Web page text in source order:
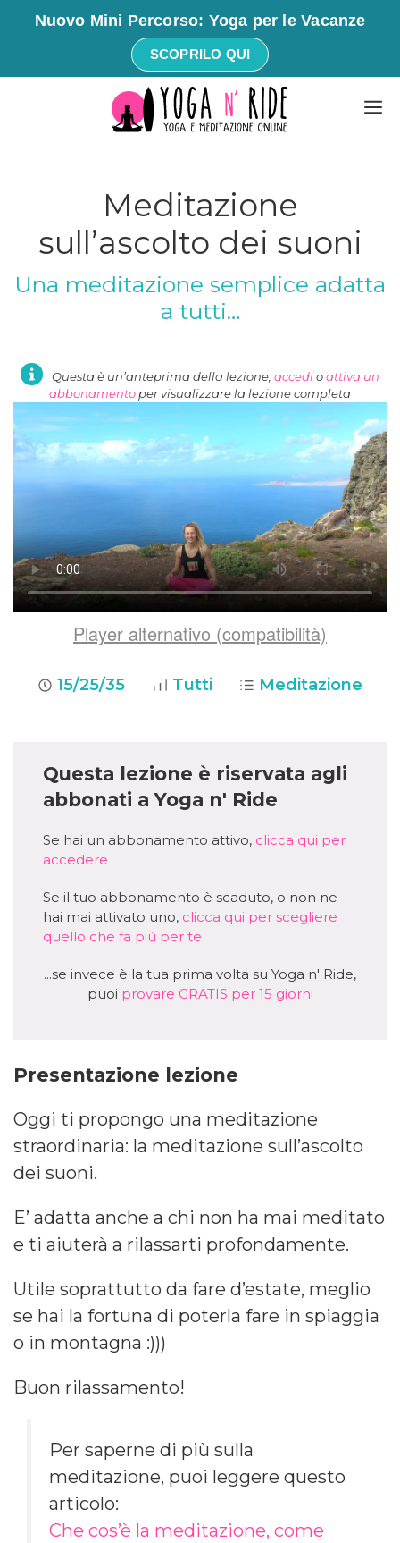
Nuovo Mini Percorso: Yoga per le Vacanze
SCOPRILO QUI
Meditazione
sull’ascolto dei suoni
Una meditazione semplice adatta
a tutti…
Questa è un’anteprima della lezione, accedioattiva un
abbonamento per visualizzare la lezione completa
Player alternativo (compatibilità)
15/25/35 Tutti Meditazione
Questa lezione è riservata agli
abbonati a Yoga n' Ride
Se hai un abbonamento attivo, clicca qui per
accedere
Se il tuo abbonamento è scaduto, o non ne
hai mai attivato uno, clicca qui per scegliere
quello che fa più per te
...se invece è la tua prima volta su Yoga n' Ride,
puoi provare GRATIS per 15 giorni
Presentazione lezione
Oggi ti propongo una meditazione
straordinaria: la meditazione sull’ascolto
dei suoni.
E’ adatta anche a chi non ha mai meditato
e ti aiuterà a rilassarti profondamente.
Utile soprattutto da fare d’estate, meglio
se hai la fortuna di poterla fare in spiaggia
o in montagna :)))
Buon rilassamento!
Per saperne di più sulla
meditazione, puoi leggere questo
articolo:
Che cos’è la meditazione, come